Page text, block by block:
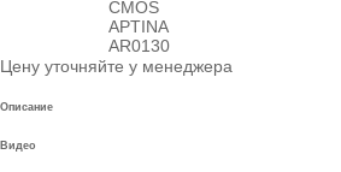
CMOS
APTINA
AR0130
Цену уточняйте у менеджера
Описание
Видео